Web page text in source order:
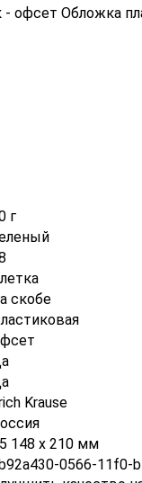
- офсет Обложка
г
скобе
Krause
148 х 210 мм
0566-11f0-